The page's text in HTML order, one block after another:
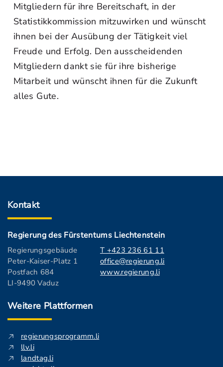
Mitgliedern für ihre Bereitschaft, in der
Statistikkommission mitzuwirken und wünscht
ihnen bei der Ausübung der Tätigkeit viel
Freude und Erfolg. Den ausscheidenden
Mitgliedern dankt sie für ihre bisherige
Mitarbeit und wünscht ihnen für die Zukunft
alles Gute.
Kontakt
Regierung des Fürstentums Liechtenstein
Regierungsgebäude
Peter-Kaiser-Platz 1
Postfach 684
LI-9490 Vaduz
T +423 236 61 11
office@regierung.li
www.regierung.li
Weitere Plattformen
regierungsprogramm.li
llv.li
landtag.li